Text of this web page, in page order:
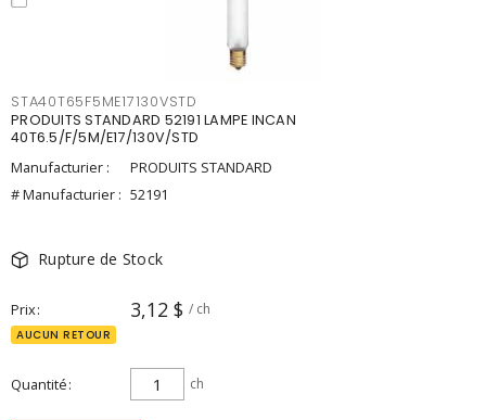
STA40T65F5ME17130VSTD
PRODUITS STANDARD 52191 LAMPE INCAN
40T6.5/F/5M/E17/130V/STD
Manufacturier :
PRODUITS STANDARD
# Manufacturier : 52191
Rupture de Stock
Prix 3,12 $ / ch
AUCUN RETOUR
Quantité ch